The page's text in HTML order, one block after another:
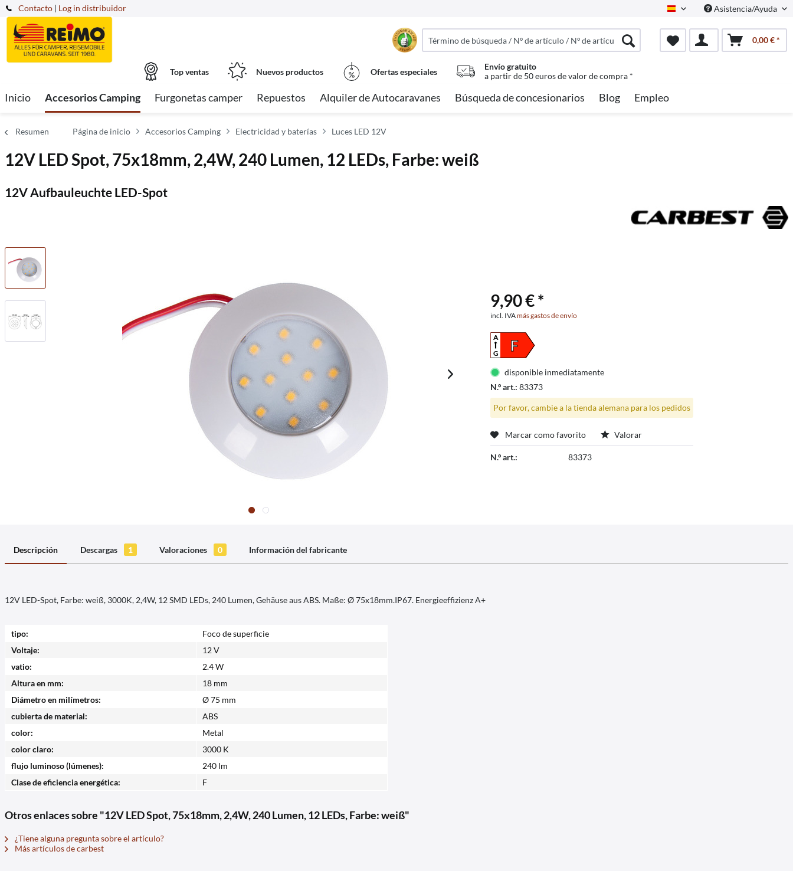
Contacto Spanisch Asistencia/Ayuda
| Log in distribuidor
0,00 € *
Top ventas Nuevos productos Ofertas especiales
Envío gratuito
a partir de 50 euros de valor de compra *
Inicio Accesorios Camping Furgonetas camper Repuestos Alquiler de Autocaravanes Búsqueda de concesionarios Blog Empleo
Resumen Página de inicio Accesorios Camping Electricidad y baterías Luces LED 12V
12V LED Spot, 75x18mm, 2,4W, 240 Lumen, 12 LEDs, Farbe: weiß
12V Aufbauleuchte LED-Spot
9,90 € *
incl. IVAmás gastos de envío
F
A
G
disponible inmediatamente
N.º art.:83373
Por favor, cambie a la tienda alemana para los pedidos
Marcar como favorito Valorar
N.º art.: 83373
Descripción Descargas 1 Valoraciones 0 Información del fabricante
12V LED-Spot, Farbe: weiß, 3000K, 2,4W, 12 SMD LEDs, 240 Lumen, Gehäuse aus ABS. Maße: Ø 75x18mm.IP67. Energieeffizienz A+
tipo:
Foco de superficie
Voltaje:
12 V
vatio:
2.4 W
Altura en mm:
18 mm
Diámetro en milímetros:
Ø 75 mm
cubierta de material:
ABS
color:
Metal
color claro:
3000 K
flujo luminoso (lúmenes):
240 lm
Clase de eficiencia energética:
F
Otros enlaces sobre "12V LED Spot, 75x18mm, 2,4W, 240 Lumen, 12 LEDs, Farbe: weiß"
¿Tiene alguna pregunta sobre el artículo?
Más artículos de carbest